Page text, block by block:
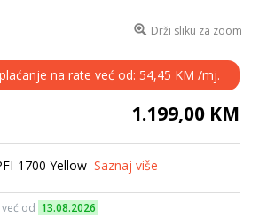
Drži sliku za zoom
na rate već od: 54,45 KM /mj.
1.199,00 KM
1700 Yellow Saznaj više
od 13.08.2026